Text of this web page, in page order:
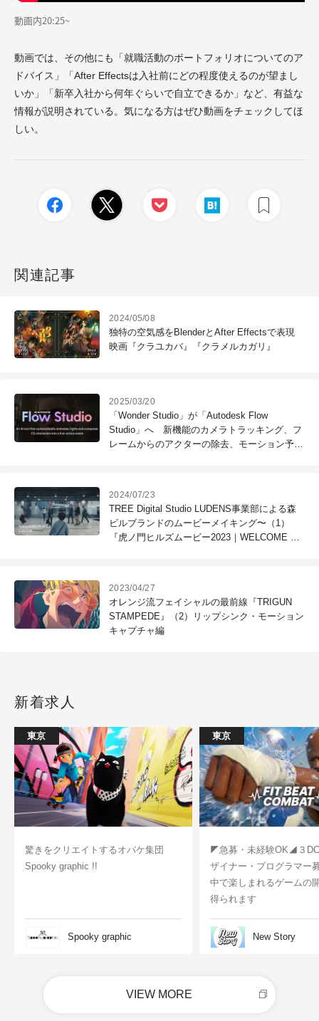
動画内20:25~
動画では、その他にも「就職活動のポートフォリオについてのア
ドバイス」「After Effectsは入社前にどの程度使えるのが望まし
いか」「新卒入社から何年ぐらいで自立できるか」など、有益な
情報が説明されている。気になる方はぜひ動画をチェックしてほ
しい。
関連記事
2024/05/08
独特の空気感をBlenderとAfter Effectsで表現
映画『クラユカバ』『クラメルカガリ』
2025/03/20
「Wonder Studio」が「Autodesk Flow
Studio」へ 新機能のカメラトラッキング、フ
レームからのアクターの除去、モーション予測
2024/07/23
TREE Digital Studio LUDENS事業部による森
ビルブランドのムービーメイキング〜（1）
『虎ノ門ヒルズムービー2023｜WELCOME TO
2023/04/27
オレンジ流フェイシャルの最前線『TRIGUN
STAMPEDE』（2）リップシンク・モーション
キャプチャ編
新着求人
東京
驚きをクリエイトするオバケ集団
Spooky graphic !!
Spooky graphic
東京
◤急募・未経験OK◢３
ザイナー・プログラマー
中で楽しまれるゲームの
得られます
New Story
VIEW MORE